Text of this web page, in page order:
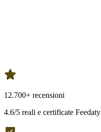
12.700+ recensioni
4.6/5 reali e certificate Feedaty